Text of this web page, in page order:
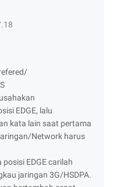
EDGE, lalu
kata lain saat pertama
Network harus
EDGE carilah
jaringan 3G/HSDPA.